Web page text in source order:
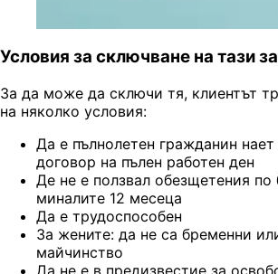
Условия за сключване на тази
За да може да сключи тя, клиентът
на няколко условия:
Да е пълнолетен гражданин
договор на пълен работен ден
Де не е ползвал обезщетения по
миналите 12 месеца
Да е трудоспособен
За жените: да не са бременни
майчинство
Да не е в предизвестие за